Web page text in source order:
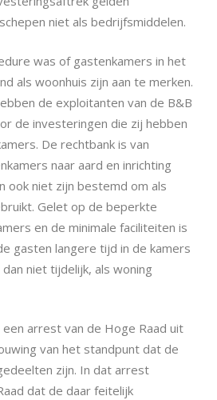
niet als bedrijfsmiddelen.
was of gastenkamers in het
als woonhuis zijn aan te merken.
de exploitanten van de B&B
de investeringen die zij hebben
De rechtbank is van
naar aard en inrichting
ook niet zijn bestemd om als
Gelet op de beperkte
en de minimale faciliteiten is
gasten langere tijd in de kamers
niet tijdelijk, als woning
arrest van de Hoge Raad uit
van het standpunt dat de
zijn. In dat arrest
dat de daar feitelijk